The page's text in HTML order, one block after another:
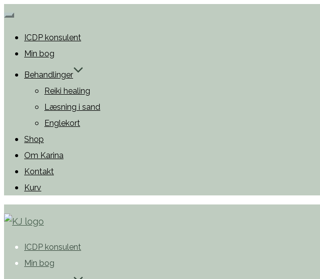
navigation
til/fra
ICDP konsulent
Min bog
Behandlinger
Reiki healing
Læsning i sand
Englekort
Shop
Om Karina
Kontakt
Kurv
Videre
indholdICDP konsulent
Min bog